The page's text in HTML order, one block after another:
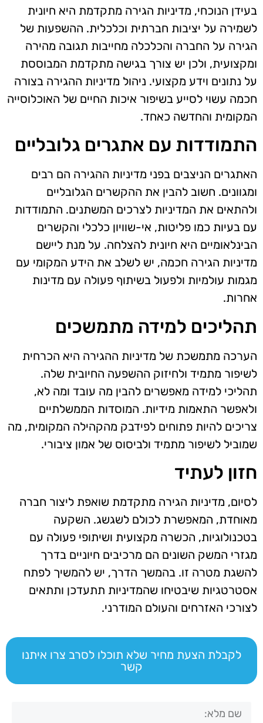
בעידן הנוכחי, מדיניות הגירה מתקדמת היא חיונית
לשמירה על יציבות חברתית וכלכלית. ההשפעות של
הגירה על החברה והכלכלה מחייבות תגובה מהירה
ומקצועית, ולכן יש צורך בגישה מתקדמת המבוססת
על נתונים וידע מקצועי. ניהול מדיניות ההגירה בצורה
חכמה עשוי לסייע בשיפור איכות החיים של האוכלוסייה
המקומית והחדשה כאחד.
התמודדות עם אתגרים גלובליים
האתגרים הניצבים בפני מדיניות ההגירה הם רבים
ומגוונים. חשוב להבין את ההקשרים הגלובליים
ולהתאים את המדיניות לצרכים המשתנים. התמודדות
עם בעיות כמו פליטות, אי-שוויון כלכלי והקשרים
הבינלאומיים היא חיונית להצלחה. על מנת ליישם
מדיניות הגירה חכמה, יש לשלב את הידע המקומי עם
מגמות עולמיות ולפעול בשיתוף פעולה עם מדינות
אחרות.
תהליכים למידה מתמשכים
הערכה מתמשכת של מדיניות ההגירה היא הכרחית
לשיפור מתמיד ולחיזוק ההשפעה החיובית שלה.
תהליכי למידה מאפשרים להבין מה עובד ומה לא,
ולאפשר התאמות מידיות. המוסדות הממשלתיים
צריכים להיות פתוחים לפידבק מהקהילה המקומית, מה
שמוביל לשיפור מתמיד ולביסוס של אמון ציבורי.
חזון לעתיד
לסיום, מדיניות הגירה מתקדמת שואפת ליצור חברה
מאוחדת, המאפשרת לכולם לשגשג. השקעה
בטכנולוגיות, הכשרה מקצועית ושיתופי פעולה עם
מגזרי המשק השונים הם מרכיבים חיוניים בדרך
להשגת מטרה זו. בהמשך הדרך, יש להמשיך לפתח
אסטרטגיות שיבטיחו שהמדיניות תתעדכן ותתאים
לצורכי האזרחים והעולם המודרני.
לקבלת הצעת מחיר שלא תוכלו לסרב צרו איתנו
קשר